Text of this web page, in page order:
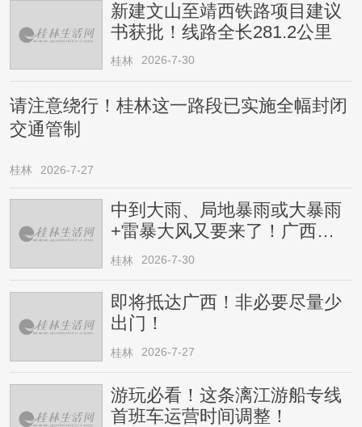
新建文山至靖西铁路项目建议
书获批！线路全长281.2公里
桂林 2026-7-30
请注意绕行！桂林这一路段已实施全幅封闭
交通管制
桂林 2026-7-27
中到大雨、局地暴雨或大暴雨
+雷暴大风又要来了！广西人
请注意
桂林 2026-7-30
即将抵达广西！非必要尽量少
出门！
桂林 2026-7-27
游玩必看！这条漓江游船专线
首班车运营时间调整！